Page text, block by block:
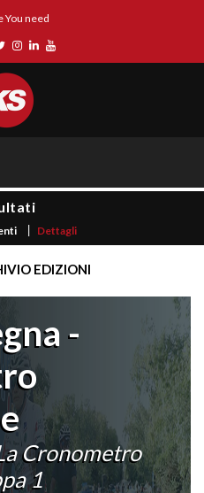
You need
Dettagli
EDIZIONI
-
Cronometro
1